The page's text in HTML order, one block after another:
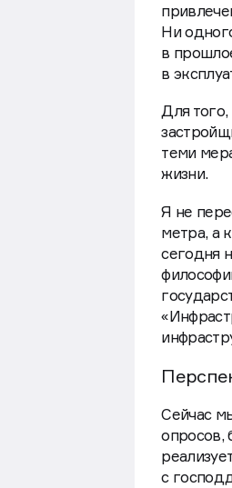
Ни
в
в
Для
теми
жизни.
Я не
метра, а
сегодня
Сейчас
опросов,
с